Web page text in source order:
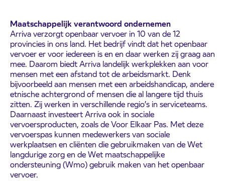
Maatschappelijk verantwoord ondernemen
Arriva verzorgt openbaar vervoer in 10 van de 12
provincies in ons land. Het bedrijf vindt dat het openbaar
vervoer er voor iedereen is en en daar werken zij graag aan
mee. Daarom biedt Arriva landelijk werkplekken aan voor
mensen met een afstand tot de arbeidsmarkt. Denk
bijvoorbeeld aan mensen met een arbeidshandicap, andere
etnische achtergrond of mensen die al langere tijd thuis
zitten. Zij werken in verschillende regio’s in serviceteams.
Daarnaast investeert Arriva ook in sociale
vervoersproducten, zoals de Voor Elkaar Pas. Met deze
vervoerspas kunnen medewerkers van sociale
werkplaatsen en cliënten die gebruikmaken van de Wet
langdurige zorg en de Wet maatschappelijke
ondersteuning (Wmo) gebruik maken van het openbaar
vervoer.